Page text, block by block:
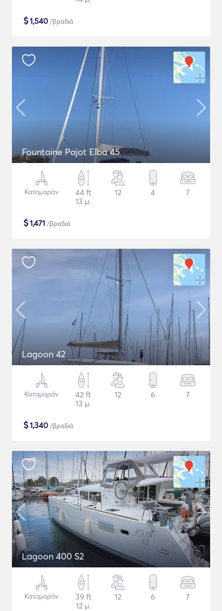
$1,540 /βραδιά
Fountaine Pajot Elba 45
Καταμαράν
44 ft
13 μ.
12 4 7
$1,471 /βραδιά
Lagoon 42
Καταμαράν
42 ft
13 μ.
12 6 7
$1,340 /βραδιά
Lagoon 400 S2
Καταμαράν
39 ft
12 μ.
12 6 7